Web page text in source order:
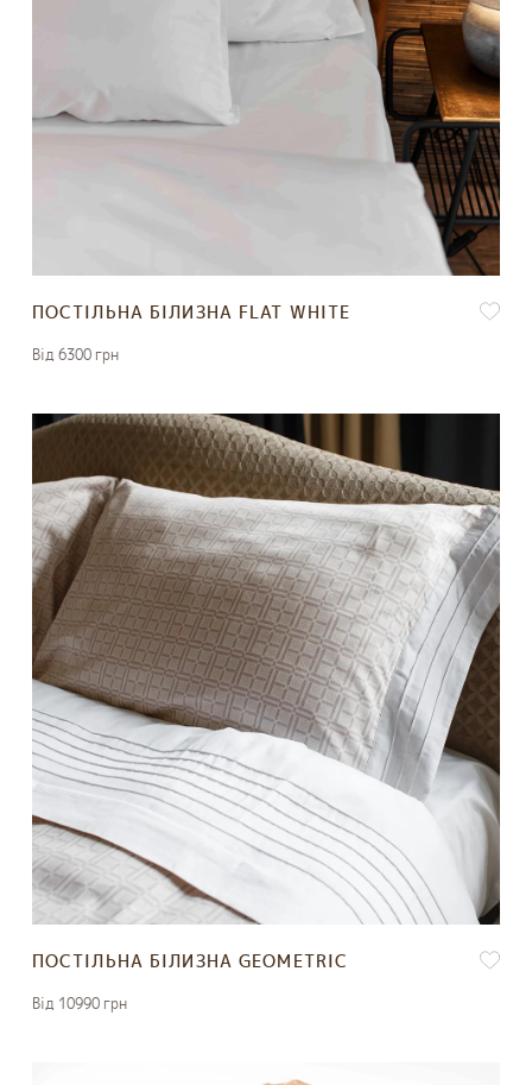
ПОСТІЛЬНА БІЛИЗНА FLAT WHITE
Вiд 6300 грн
ПОСТІЛЬНА БІЛИЗНА GEOMETRIC
Вiд 10990 грн